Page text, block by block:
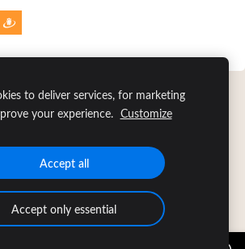
Sīkdatnes
to deliver services, for marketing
your experience. Customize
Accept all
Accept only essential